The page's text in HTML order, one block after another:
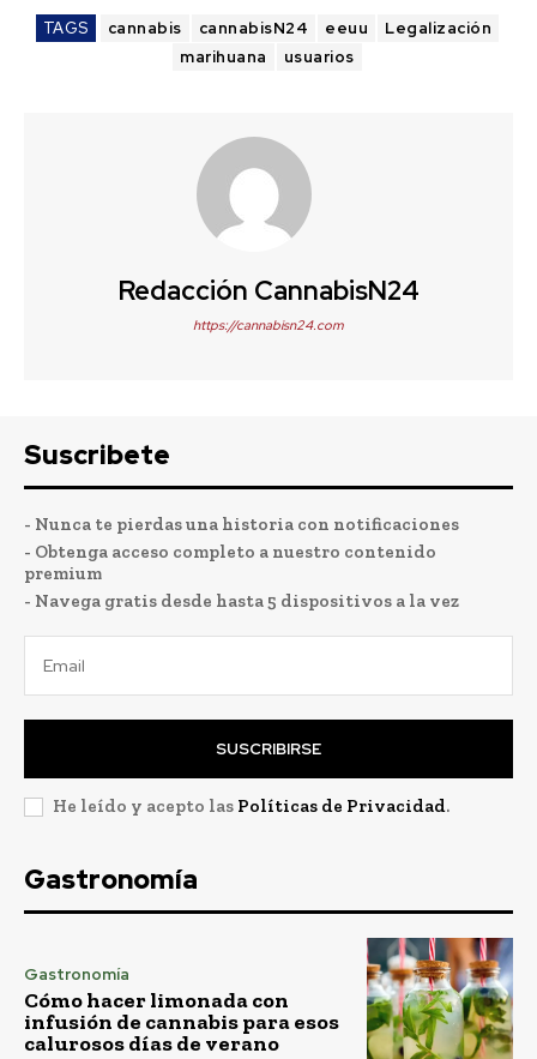
TAGS cannabis cannabisN24 eeuu
Legalización
marihuana
usuarios
Redacción CannabisN24
https://cannabisn24.com
Suscribete
- Nunca te pierdas una historia con notificaciones
- Obtenga acceso completo a nuestro contenido
premium
- Navega gratis desde hasta 5 dispositivos a la vez
SUSCRIBIRSE
He leído y acepto las Políticas de Privacidad.
Gastronomía
Gastronomía
Cómo hacer limonada con
infusión de cannabis para esos
calurosos días de verano